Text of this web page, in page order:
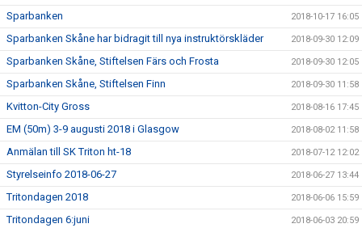
Sparbanken 2018-10-17 16:05
Sparbanken Skåne har bidragit till nya instruktörskläder 2018-09-30 12:09
Sparbanken Skåne, Stiftelsen Färs och Frosta 2018-09-30 12:05
Sparbanken Skåne, Stiftelsen Finn 2018-09-30 11:58
Kvitton-City Gross 2018-08-16 17:45
EM (50m) 3-9 augusti 2018 i Glasgow 2018-08-02 11:58
Anmälan till SK Triton ht-18 2018-07-12 12:02
Styrelseinfo 2018-06-27 2018-06-27 13:44
Tritondagen 2018 2018-06-06 15:59
Tritondagen 6:juni 2018-06-03 20:59